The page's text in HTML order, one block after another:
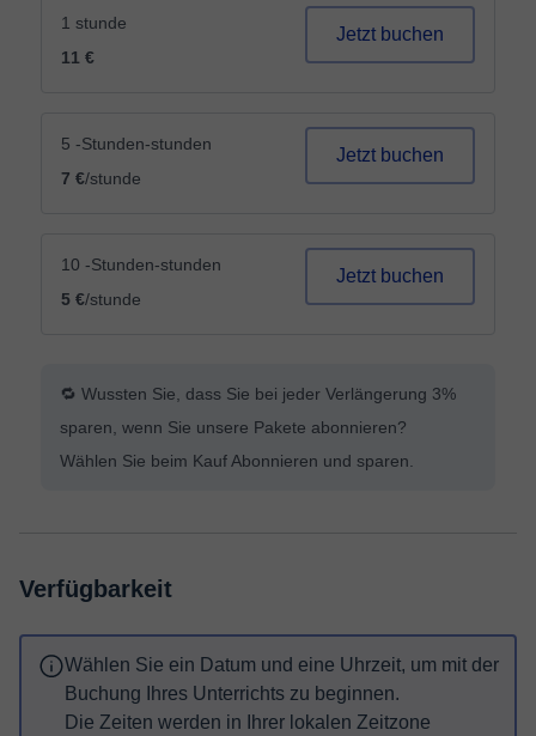
1 stunde
11 €
Jetzt buchen
5 -Stunden-stunden
7 €/stunde
Jetzt buchen
10 -Stunden-stunden
5 €/stunde
Jetzt buchen
🔁 Wussten Sie, dass Sie bei jeder Verlängerung 3%
sparen, wenn Sie unsere Pakete abonnieren?
Wählen Sie beim Kauf Abonnieren und sparen.
Verfügbarkeit
Wählen Sie ein Datum und eine Uhrzeit, um mit der
Buchung Ihres Unterrichts zu beginnen.
Die Zeiten werden in Ihrer lokalen Zeitzone